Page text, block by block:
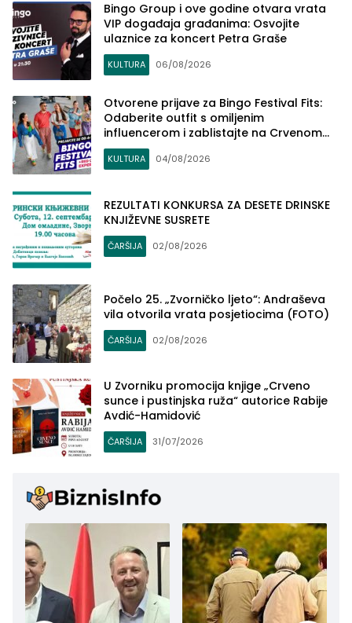
Bingo Group i ove godine otvara vrata
VIP događaja građanima: Osvojite
ulaznice za koncert Petra Graše
KULTURA 06/08/2026
Otvorene prijave za Bingo Festival Fits:
Odaberite outfit s omiljenim
influencerom i zablistajte na Crvenom
tepihu Sarajevo Film Festivala
KULTURA 04/08/2026
REZULTATI KONKURSA ZA DESETE DRINSKE
KNJIŽEVNE SUSRETE
ČARŠIJA 02/08/2026
Počelo 25. „Zvorničko ljeto“: Andraševa
vila otvorila vrata posjetiocima (FOTO)
ČARŠIJA 02/08/2026
U Zvorniku promocija knjige „Crveno
sunce i pustinjska ruža“ autorice Rabije
Avdić-Hamidović
ČARŠIJA 31/07/2026